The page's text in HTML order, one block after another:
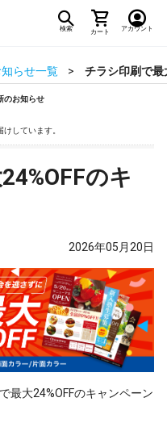
検索 カート アカウント
知らせ一覧 チラシ印刷で最
のお知らせ
しています。
のキ
2026年05月20日
最大24%OFFのキャンペーン